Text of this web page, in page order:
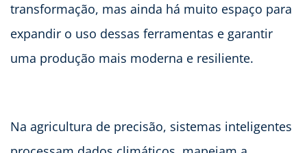
transformação, mas ainda há muito espaço para
expandir o uso dessas ferramentas e garantir
uma produção mais moderna e resiliente.
Na agricultura de precisão, sistemas inteligentes